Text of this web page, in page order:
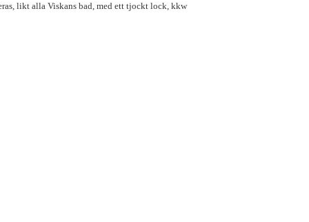
likt alla Viskans bad, med ett tjockt lock, kkw